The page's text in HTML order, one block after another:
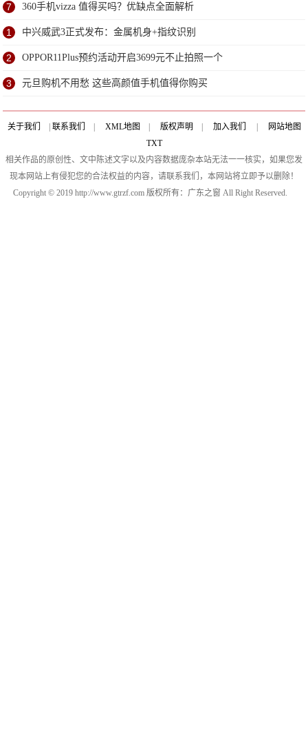
了？
7 360手机vizza 值得买吗？优缺点全面解析
1 中兴威武3正式发布：金属机身+指纹识别
2 OPPOR11Plus预约活动开启3699元不止拍照一个
3 元旦购机不用愁 这些高颜值手机值得你购买
关于我们 联系我们 XML地图 版权声明 加入我们
网站地图
TXT
相关作品的原创性、文中陈述文字以及内容数据庞杂本站无法一一核实，如果您发
现本网站上有侵犯您的合法权益的内容，请联系我们，本网站将立即予以删除！
Copyright © 2019 http://www.gtrzf.com 版权所有：广东之窗 All Right Reserved.